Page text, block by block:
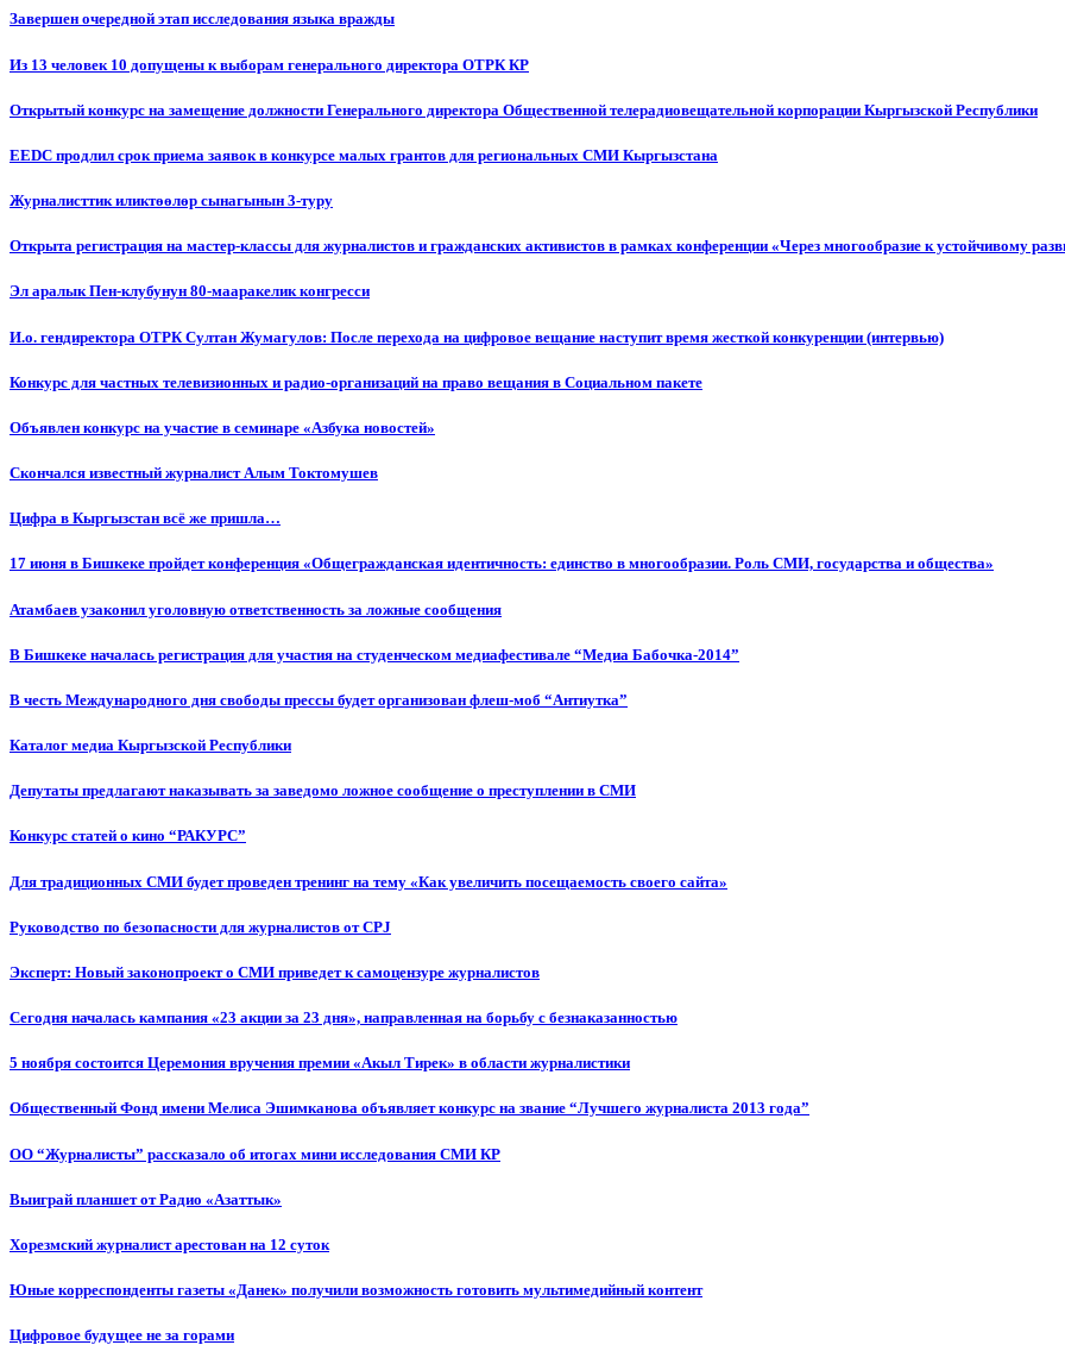
Завершен очередной этап исследования языка вражды
Из 13 человек 10 допущены к выборам генерального директора ОТРК КР
Открытый конкурс на замещение должности Генерального директора Общественной телерадиовещательной корпорации Кыргызской Республики
EEDC продлил срок приема заявок в конкурсе малых грантов для региональных СМИ Кыргызстана
Журналисттик иликтөөлөр сынагынын 3-туру
Открыта регистрация на мастер-классы для журналистов и гражданских активистов в рамках конференции «Через многообразие к устойчивому
Эл аралык Пен-клубунун 80-мааракелик конгресси
И.о. гендиректора ОТРК Султан Жумагулов: После перехода на цифровое вещание наступит время жесткой конкуренции (интервью)
Конкурс для частных телевизионных и радио-организаций на право вещания в Социальном пакете
Объявлен конкурс на участие в семинаре «Азбука новостей»
Cкончался известный журналист Алым Токтомушев
Цифра в Кыргызстан всё же пришла…
17 июня в Бишкеке пройдет конференция «Общегражданская идентичность: единство в многообразии. Роль СМИ, государства и общества»
Атамбаев узаконил уголовную ответственность за ложные сообщения
В Бишкеке началась регистрация для участия на студенческом медиафестивале “Медиа Бабочка-2014”
В честь Международного дня свободы прессы будет организован флеш-моб “Антиутка”
Каталог медиа Кыргызской Республики
Депутаты предлагают наказывать за заведомо ложное сообщение о преступлении в СМИ
Конкурс статей о кино “РАКУРС”
Для традиционных СМИ будет проведен тренинг на тему «Как увеличить посещаемость своего сайта»
Руководство по безопасности для журналистов от CPJ
Эксперт: Новый законопроект о СМИ приведет к самоцензуре журналистов
Сегодня началась кампания «23 акции за 23 дня», направленная на борьбу с безнаказанностью
5 ноября состоится Церемония вручения премии «Акыл Тирек» в области журналистики
Общественный Фонд имени Мелиса Эшимканова объявляет конкурс на звание “Лучшего журналиста 2013 года”
ОО “Журналисты” рассказало об итогах мини исследования СМИ КР
Выиграй планшет от Радио «Азаттык»
Хорезмский журналист арестован на 12 суток
Юные корреспонденты газеты «Данек» получили возможность готовить мультимедийный контент
Цифровое будущее не за горами